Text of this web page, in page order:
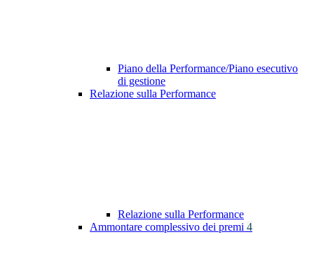
Piano della Performance/Piano esecutivo
di gestione
Relazione sulla Performance
Relazione sulla Performance
Ammontare complessivo dei premi 4